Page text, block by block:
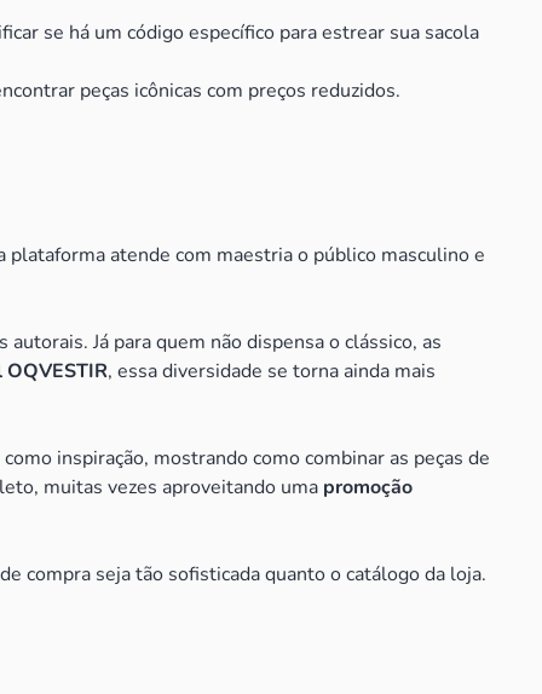
se há um código específico para estrear sua sacola
peças icônicas com preços reduzidos.
atende com maestria o público masculino e
Já para quem não dispensa o clássico, as
, essa diversidade se torna ainda mais
inspiração, mostrando como combinar as peças de
muitas vezes aproveitando uma promoção
compra seja tão sofisticada quanto o catálogo da loja.